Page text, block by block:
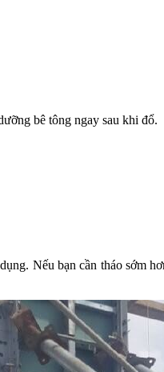
bê tông ngay sau khi đổ.
Nếu bạn cần tháo sớm